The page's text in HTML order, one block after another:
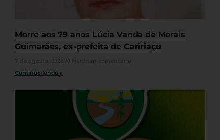
Morre aos 79 anos Lúcia Vanda de Morais
Guimarães, ex-prefeita de Caririaçu
Continue lendo »